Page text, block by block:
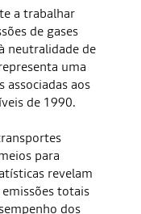
a trabalhar
de gases
neutralidade de
uma
associadas aos
de 1990.
para
revelam
totais
dos